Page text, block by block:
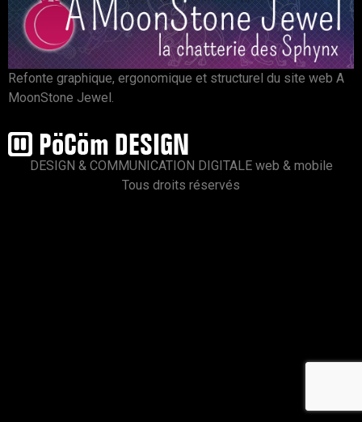
Refonte graphique, ergonomique et structurel du site web A
MoonStone Jewel.
DESIGN & COMMUNICATION DIGITALE web & mobile
Tous droits réservés